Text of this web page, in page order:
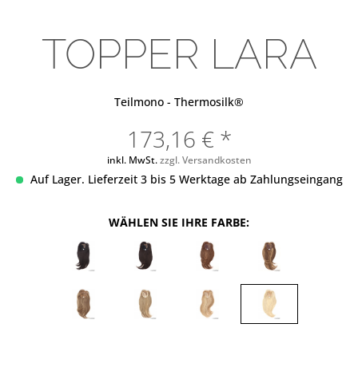
TOPPER LARA
Teilmono - Thermosilk®
173,16 € *
inkl. MwSt.zzgl. Versandkosten
Auf Lager. Lieferzeit 3 bis 5 Werktage ab Zahlungseingang
WÄHLEN SIE IHRE FARBE: